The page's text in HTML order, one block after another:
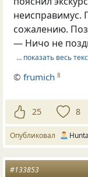
неисправимус.
сожалению.
— Ничо не
… показать весь
©frumich 8
25 8
Опубликовал Hunta
#133853